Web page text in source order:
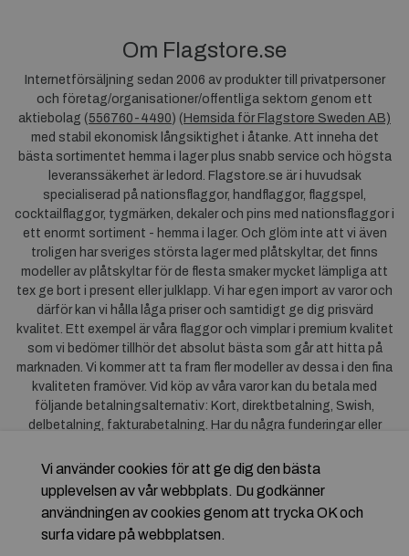
Om Flagstore.se
Internetförsäljning sedan 2006 av produkter till privatpersoner
och företag/organisationer/offentliga sektorn genom ett
aktiebolag (556760-4490) ( Hemsida för Flagstore Sweden AB)
med stabil ekonomisk långsiktighet i åtanke. Att inneha det
bästa sortimentet hemma i lager plus snabb service och högsta
leveranssäkerhet är ledord. Flagstore.se är i huvudsak
specialiserad på nationsflaggor, handflaggor, flaggspel,
cocktailflaggor, tygmärken, dekaler och pins med nationsflaggor i
ett enormt sortiment - hemma i lager. Och glöm inte att vi även
troligen har sveriges största lager med plåtskyltar, det finns
modeller av plåtskyltar för de flesta smaker mycket lämpliga att
tex ge bort i present eller julklapp. Vi har egen import av varor och
därför kan vi hålla låga priser och samtidigt ge dig prisvärd
kvalitet. Ett exempel är våra flaggor och vimplar i premium kvalitet
som vi bedömer tillhör det absolut bästa som går att hitta på
marknaden. Vi kommer att ta fram fler modeller av dessa i den fina
kvaliteten framöver. Vid köp av våra varor kan du betala med
följande betalningsalternativ: Kort, direktbetalning, Swish,
delbetalning, fakturabetalning. Har du några funderingar eller
dig till oss. För frågor kring Klarna kan duklicka här
Vi använder cookies för att ge dig den bästa
upplevelsen av vår webbplats. Du godkänner
användningen av cookies genom att trycka OK och
surfa vidare på webbplatsen.